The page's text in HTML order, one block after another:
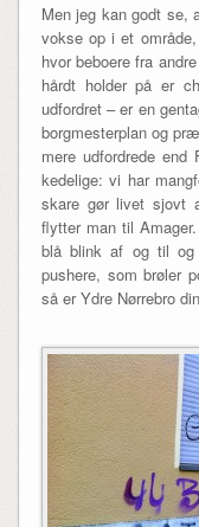
Men jeg kan godt se,
vokse op i et
hvor beboere fra
hårdt holder på er
udfordret – er en
borgmesterplan og
mere udfordrede
kedelige: vi har
skare gør livet sjovt
flytter man til
blå blink af og til og
pushere, som brøler
så er Ydre Nørrebro